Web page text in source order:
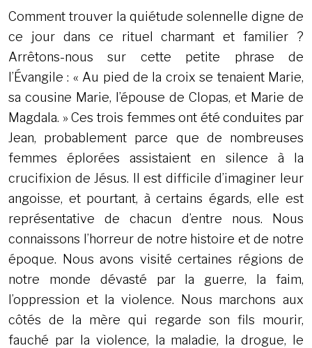
Comment trouver la quiétude solennelle digne de
ce jour dans ce rituel charmant et familier ?
Arrêtons-nous sur cette petite phrase de
l’Évangile : « Au pied de la croix se tenaient Marie,
sa cousine Marie, l’épouse de Clopas, et Marie de
Magdala. » Ces trois femmes ont été conduites par
Jean, probablement parce que de nombreuses
femmes éplorées assistaient en silence à la
crucifixion de Jésus. Il est difficile d’imaginer leur
angoisse, et pourtant, à certains égards, elle est
représentative de chacun d’entre nous. Nous
connaissons l’horreur de notre histoire et de notre
époque. Nous avons visité certaines régions de
notre monde dévasté par la guerre, la faim,
l’oppression et la violence. Nous marchons aux
côtés de la mère qui regarde son fils mourir,
fauché par la violence, la maladie, la drogue, le